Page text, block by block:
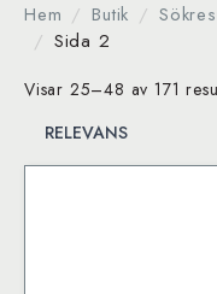
Hem Butik
Sida 2
Visar 25–48 av 171